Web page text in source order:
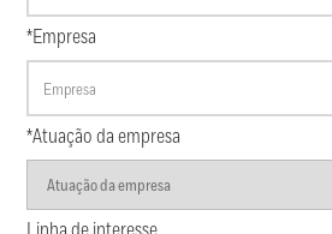
*Empresa
*Atuação da empresa